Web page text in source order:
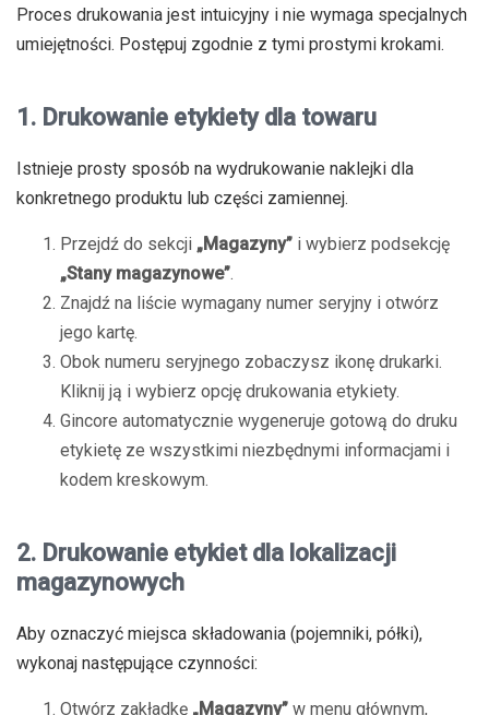
Proces drukowania jest intuicyjny i nie wymaga specjalnych
umiejętności. Postępuj zgodnie z tymi prostymi krokami.
1. Drukowanie etykiety dla towaru
Istnieje prosty sposób na wydrukowanie naklejki dla
konkretnego produktu lub części zamiennej.
Przejdź do sekcji „Magazyny” i wybierz podsekcję
„Stany magazynowe”.
Znajdź na liście wymagany numer seryjny i otwórz
jego kartę.
Obok numeru seryjnego zobaczysz ikonę drukarki.
Kliknij ją i wybierz opcję drukowania etykiety.
Gincore automatycznie wygeneruje gotową do druku
etykietę ze wszystkimi niezbędnymi informacjami i
kodem kreskowym.
2. Drukowanie etykiet dla lokalizacji
magazynowych
Aby oznaczyć miejsca składowania (pojemniki, półki),
wykonaj następujące czynności:
Otwórz zakładkę „Magazyny” w menu głównym,